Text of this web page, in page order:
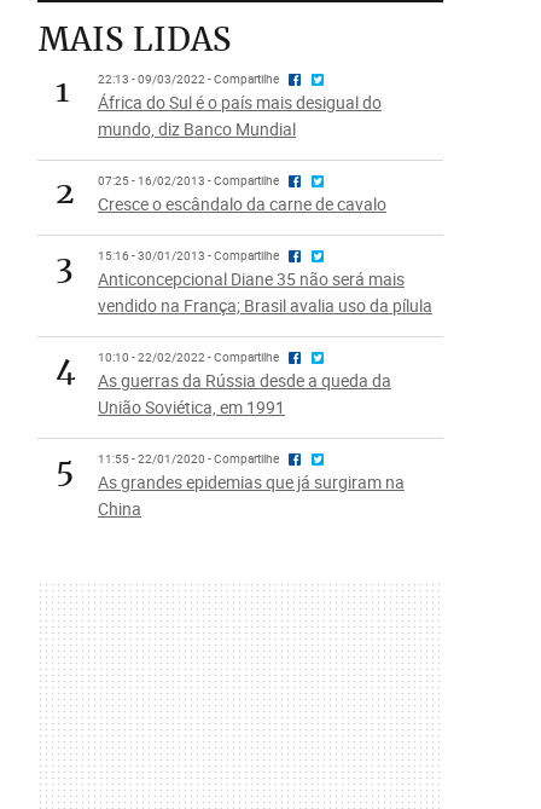
MAIS LIDAS
1
22:13 - 09/03/2022 - Compartilhe
África do Sul é o país mais desigual do
mundo, diz Banco Mundial
2 07:25 - 16/02/2013 - Compartilhe
Cresce o escândalo da carne de cavalo
3 15:16 - 30/01/2013 - Compartilhe
Anticoncepcional Diane 35 não será mais
vendido na França; Brasil avalia uso da pílula
4 10:10 - 22/02/2022 - Compartilhe
As guerras da Rússia desde a queda da
União Soviética, em 1991
5 11:55 - 22/01/2020 - Compartilhe
As grandes epidemias que já surgiram na
China